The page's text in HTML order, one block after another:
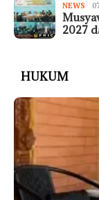
NEWS
2027
HUKUM